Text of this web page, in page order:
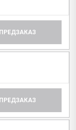
ПРЕДЗАКАЗ
ПРЕДЗАКАЗ